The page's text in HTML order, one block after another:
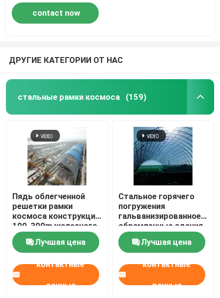
contact now
ДРУГИЕ КАТЕГОРИИ ОТ НАС
стальные рамки космоса (159)
Пядь облегченной
решетки рамки
космоса конструкции
100-300m железного
каркаса Q345
большаяЛучшая цена
контактные
данные
Стальное горячего
погружения
гальванизированное -
обрамленные здания
сгабривают
структурную рамку
300m космоса
Лучшая цена
контактные
данные